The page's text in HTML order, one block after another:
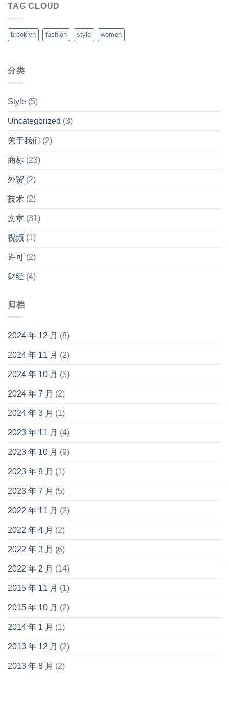
TAG CLOUD
brooklyn fashion style women
分类
Style (5)
Uncategorized (3)
关于我们 (2)
商标 (23)
外贸 (2)
技术 (2)
文章 (31)
视频 (1)
许可 (2)
财经 (4)
归档
2024 年 12 月 (8)
2024 年 11 月 (2)
2024 年 10 月 (5)
2024 年 7 月 (2)
2024 年 3 月 (1)
2023 年 11 月 (4)
2023 年 10 月 (9)
2023 年 9 月 (1)
2023 年 7 月 (5)
2022 年 11 月 (2)
2022 年 4 月 (2)
2022 年 3 月 (6)
2022 年 2 月 (14)
2015 年 11 月 (1)
2015 年 10 月 (2)
2014 年 1 月 (1)
2013 年 12 月 (2)
2013 年 8 月 (2)